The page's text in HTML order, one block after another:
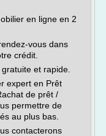
en ligne en 2
vous dans
crédit.
et rapide.
expert en Prêt
de prêt /
permettre de
au plus bas.
contacterons